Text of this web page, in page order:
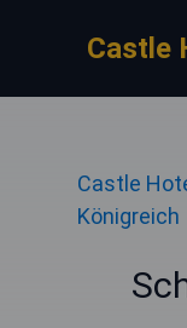
Castle
Castle
Königreich